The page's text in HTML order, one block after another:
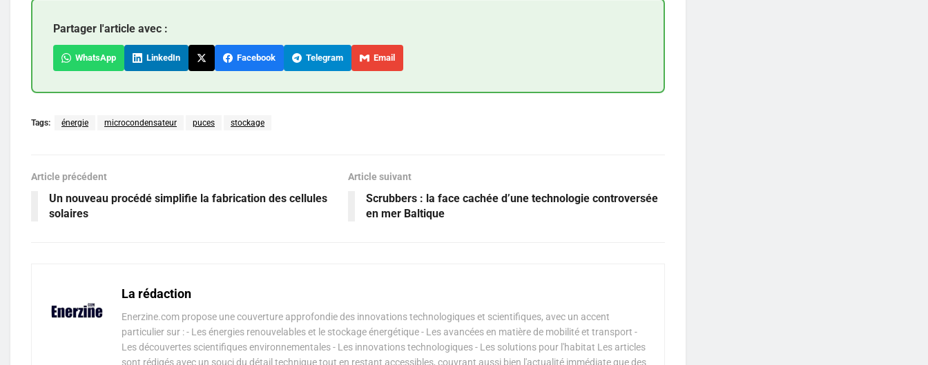
Partager l'article avec :
WhatsApp LinkedIn Facebook Telegram Email
Tags: énergie microcondensateur puces stockage
Article précédent
Un nouveau procédé simplifie la fabrication des cellules
solaires
Article suivant
Scrubbers : la face cachée d’une technologie controversée
en mer Baltique
La rédaction
Enerzine.com propose une couverture approfondie des innovations technologiques et scientifiques, avec un accent
particulier sur : - Les énergies renouvelables et le stockage énergétique - Les avancées en matière de mobilité et transport -
Les découvertes scientifiques environnementales - Les innovations technologiques - Les solutions pour l'habitat Les articles
sont rédigés avec un souci du détail technique tout en restant accessibles, couvrant aussi bien l'actualité immédiate que des